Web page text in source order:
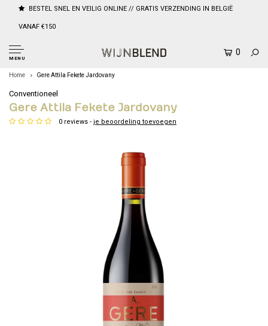
BESTEL SNEL EN VEILIG ONLINE // GRATIS VERZENDING IN BELGIË
VANAF €150
MENU
0
Home Gere Attila Fekete Jardovany
Conventioneel
Gere Attila Fekete Jardovany
0 reviews - je beoordeling toevoegen